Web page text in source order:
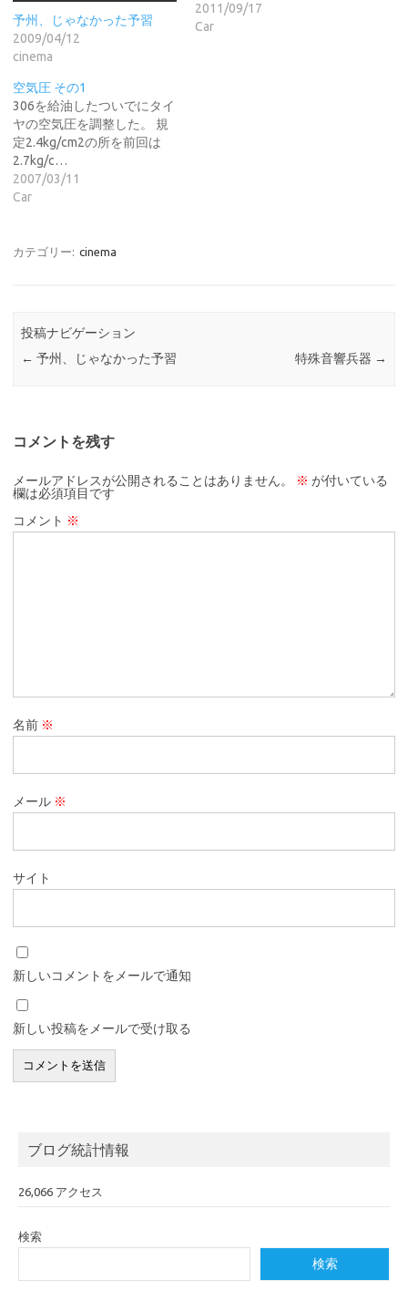
予州、じゃなかった予習
2009/04/12
cinema
2011/09/17
Car
空気圧 その1
306を給油したついでにタイ
ヤの空気圧を調整した。 規
定2.4kg/cm2の所を前回は
2.7kg/c…
2007/03/11
Car
カテゴリー: cinema
投稿ナビゲーション
← 予州、じゃなかった予習 特殊音響兵器 →
コメントを残す
メールアドレスが公開されることはありません。 ※ が付いている
欄は必須項目です
コメント ※
名前 ※
メール ※
サイト
新しいコメントをメールで通知
新しい投稿をメールで受け取る
ブログ統計情報
26,066 アクセス
検索
検索